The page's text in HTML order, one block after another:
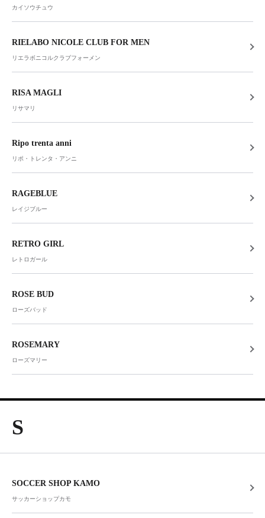
カイソウチュウ
RIELABO NICOLE CLUB FOR MEN
リエラボニコルクラブフォーメン
RISA MAGLI
リサマリ
Ripo trenta anni
リポ・トレンタ・アンニ
RAGEBLUE
レイジブルー
RETRO GIRL
レトロガール
ROSE BUD
ローズバッド
ROSEMARY
ローズマリー
S
SOCCER SHOP KAMO
サッカーショップカモ